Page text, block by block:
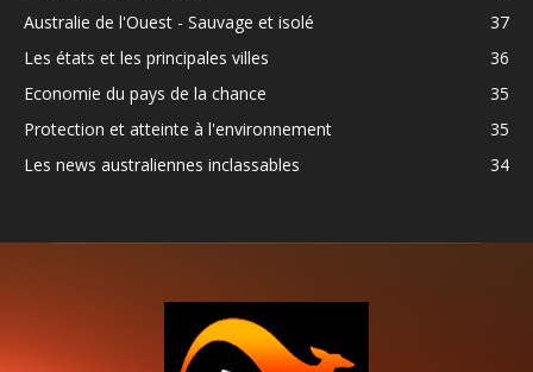
Australie de l'Ouest - Sauvage et isolé
37
Les états et les principales villes
36
Economie du pays de la chance
35
Protection et atteinte à l'environnement
35
Les news australiennes inclassables
34